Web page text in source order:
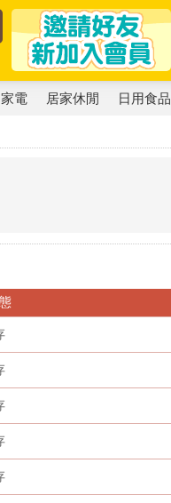
家電 居家休閒 日用食品